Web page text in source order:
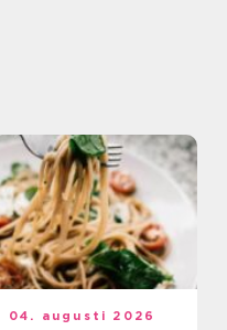
04. augusti 2026